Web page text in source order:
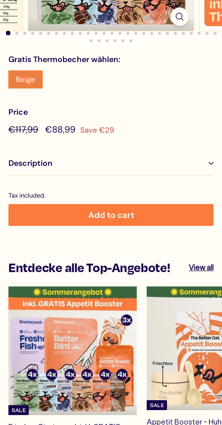
Gratis Thermobecher wählen:
Beige
Price
Regular
€117,99€117,99
Sale
€88,99 €88,99
Save €29
Description
Tax included.
Add to cart
Entdecke alle Top-Angebote! View all
SALE
SALE
Appetit Booster -